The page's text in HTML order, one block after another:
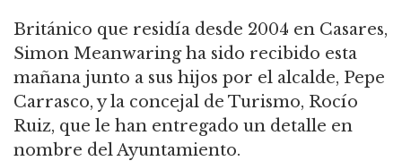
Británico que residía desde 2004 en Casares,
Simon Meanwaring ha sido recibido esta
mañana junto a sus hijos por el alcalde, Pepe
Carrasco, y la concejal de Turismo, Rocío
Ruiz, que le han entregado un detalle en
nombre del Ayuntamiento.